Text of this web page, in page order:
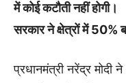
में कोई कटौती नहीं होगी।
सरकार ने क्षेत्रों में 50%
प्रधानमंत्री नरेंद्र मोदी